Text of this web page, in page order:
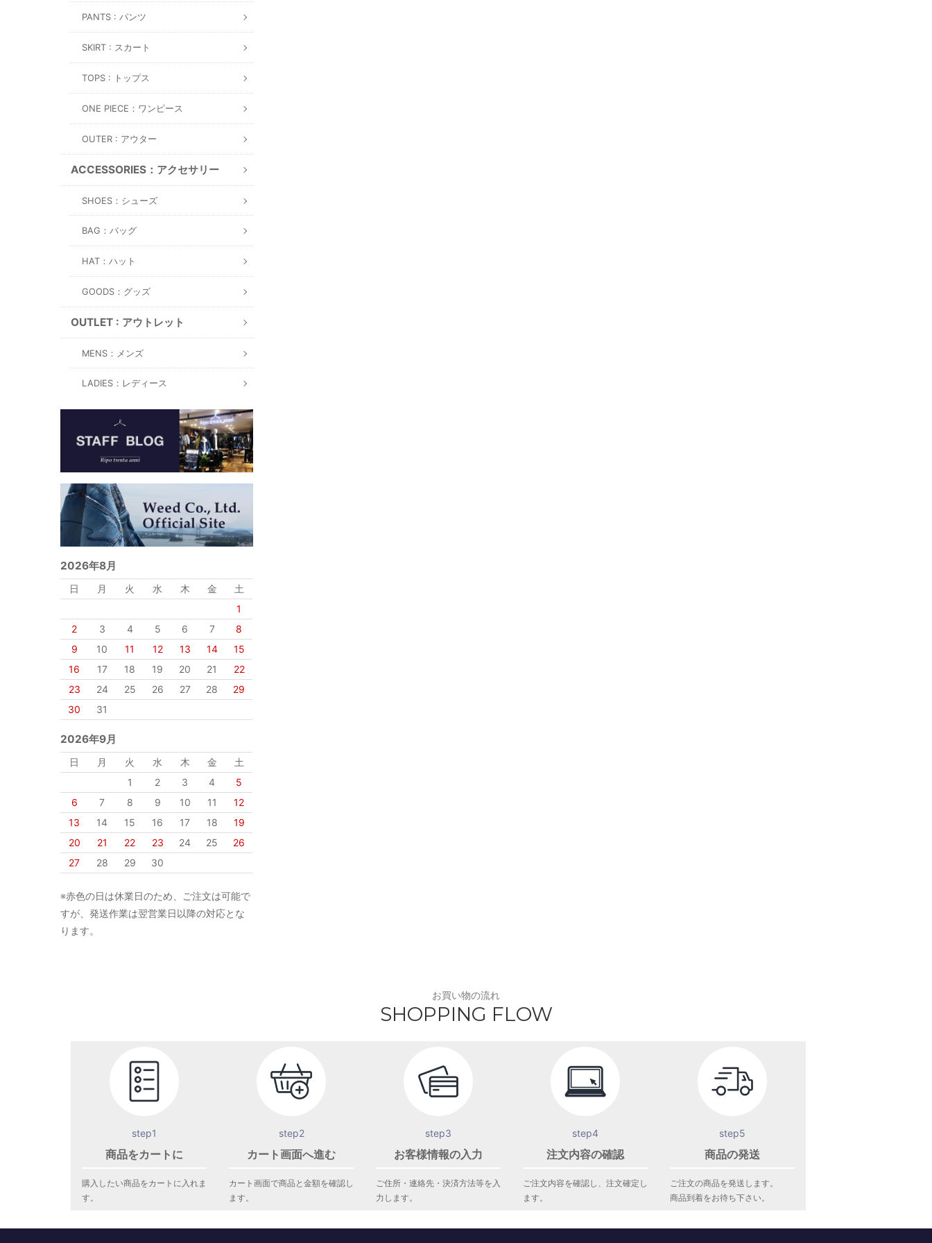
PANTS : パンツ
SKIRT : スカート
TOPS : トップス
ONE PIECE：ワンピース
OUTER : アウター
ACCESSORIES：アクセサリー
SHOES：シューズ
BAG：バッグ
HAT：ハット
GOODS：グッズ
OUTLET : アウトレット
MENS：メンズ
LADIES：レディース
2026年8月
日 月 火 水 木 金
土
1
2
3 4 5 6 7
8
9
10 11 12 13 14
15
16
17 18 19 20 21
22
23
24 25 26 27 28
29
30
31
2026年9月
日 月 火 水 木 金
土
1
2 3 4
5
6
7 8 9 10 11
12
13
14 15 16 17 18
19
20
21 22 23 24 25
26
27
28 29 30
※赤色の日は休業日のため、ご注文は可能で
すが、発送作業は翌営業日以降の対応とな
ります。
お買い物の流れ
SHOPPING FLOW
step1
商品をカートに
購入したい商品をカートに入れま
す。
step2
カート画面へ進む
カート画面で商品と金額を確認し
ます。
step3
お客様情報の入力
ご住所・連絡先・決済方法等を入
力します。
step4
注文内容の確認
ご注文内容を確認し、注文確定し
ます。
step5
商品の発送
ご注文の商品を発送します。
商品到着をお待ち下さい。